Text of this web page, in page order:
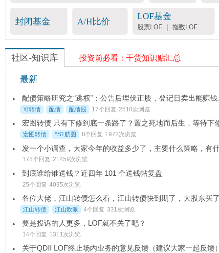
封闭基金 A/H比价
LOF基金
股票LOF | 指数LOF
社区-知识库 投资前必看：干货知识贴汇总
最新
配债
可转债 配债 配债股 17个回复 2510次浏览
宏图转债 *ST航图 8个回复 1972次浏览
178个回复 21459次浏览
到底谁给谁送钱？近四年 101 个送钱帖复盘
25个回复 4035次浏览
江山转债 江山欧派 4个回复 331次浏览
要是投诉的人更多，LOF就不关了吧？
14个回复 1311次浏览
关于QDII LOF终止场内业务的意见反馈（建议大家一起反馈